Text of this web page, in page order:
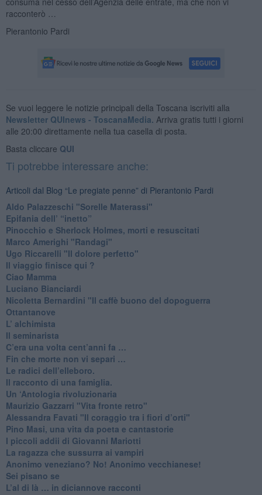
racconterò …
Pierantonio Pardi
Se vuoi leggere le notizie principali della Toscana iscriviti alla
Newsletter QUInews - ToscanaMedia. Arriva gratis tutti i giorni
alle 20:00 direttamente nella tua casella di posta.
Basta cliccare QUI
Ti potrebbe interessare anche:
Articoli dal Blog “Le pregiate penne” di Pierantonio Pardi
​Aldo Palazzeschi "Sorelle Materassi"
​Epifania dell’ “inetto”
Pinocchio e Sherlock Holmes, morti e resuscitati
​Marco Amerighi "Randagi"
Ugo Riccarelli "Il dolore perfetto"
​Il viaggio finisce qui ?
​Ciao Mamma
​Luciano Bianciardi
​Nicoletta Bernardini "Il caffè buono del dopoguerra
​Ottantanove
​L’ alchimista
Il seminarista
​C’era una volta cent’anni fa …
​Fin che morte non vi separi …
​Le radici dell’elleboro.
​Il racconto di una famiglia.
Un ‘Antologia rivoluzionaria
​Maurizio Gazzarri "Vita fronte retro"
​Alessandra Favati "Il coraggio tra i fiori d’orti"
​Pino Masi, una vita da poeta e cantastorie
​I piccoli addii di Giovanni Mariotti
​La ragazza che sussurra ai vampiri
​Anonimo veneziano? No! Anonimo vecchianese!
​Sei pisano se
​L’al di là … in diciannove racconti